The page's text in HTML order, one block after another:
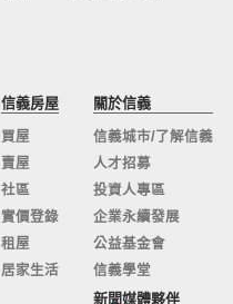
信義房屋
買屋
賣屋
社區
實價登錄
租屋
居家生活
關於信義
信義城市/了解信義
人才招募
投資人專區
企業永續發展
公益基金會
信義學堂
新聞媒體夥伴